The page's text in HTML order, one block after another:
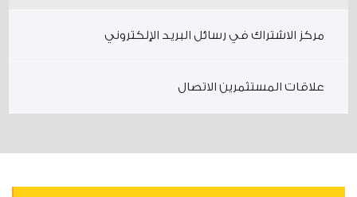
مركز الاشتراك في رسائل البريد الإلكتروني
علاقات المستثمرين الاتصال